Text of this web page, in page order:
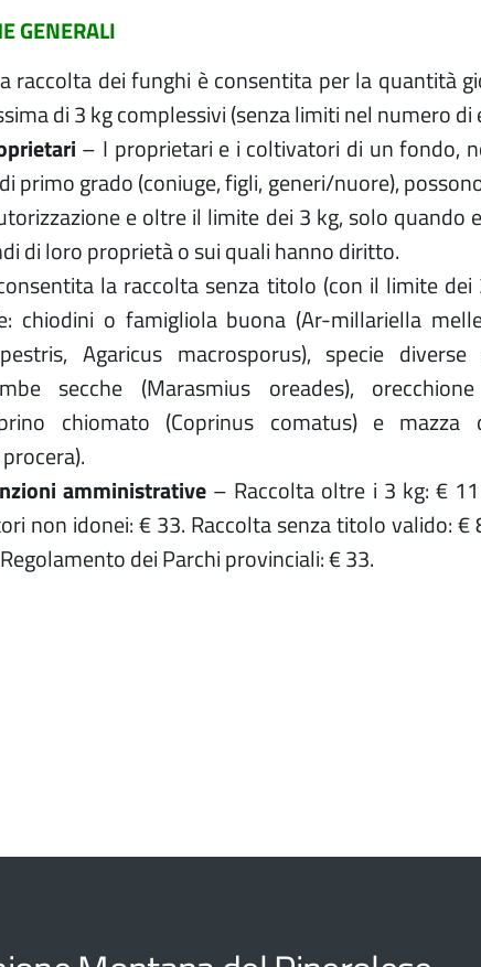
GENERALI
raccolta dei funghi è consentita per la quantità
di 3 kg complessivi (senza limiti nel numero di
– I proprietari e i coltivatori di un fondo,
primo grado (coniuge, figli, generi/nuore),
e oltre il limite dei 3 kg, solo quando
di loro proprietà o sui quali hanno diritto.
la raccolta senza titolo (con il limite dei
chiodini o famigliola buona (Ar-millariella
Agaricus macrosporus), specie
secche (Marasmius oreades),
chiomato (Coprinus comatus) e mazza
amministrative – Raccolta oltre i 3 kg: €
non idonei: € 33. Raccolta senza titolo valido: €
dei Parchi provinciali: € 33.